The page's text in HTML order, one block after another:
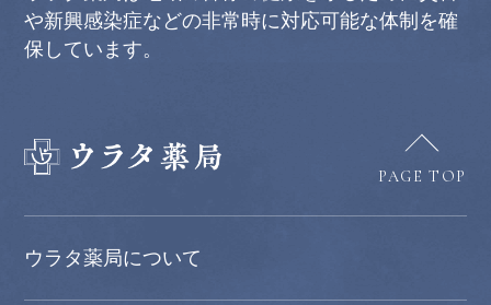
や新興感染症などの非常時に対応可能な体制を確
保しています。
PAGE TOP
ウラタ薬局について